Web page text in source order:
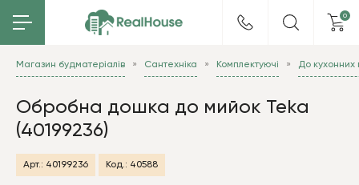
0
Магазин будматеріалів Сантехніка Комплектуючі До кухонних
Обробна дошка до мийок Teka
(40199236)
Арт.: 40199236 Код.: 40588